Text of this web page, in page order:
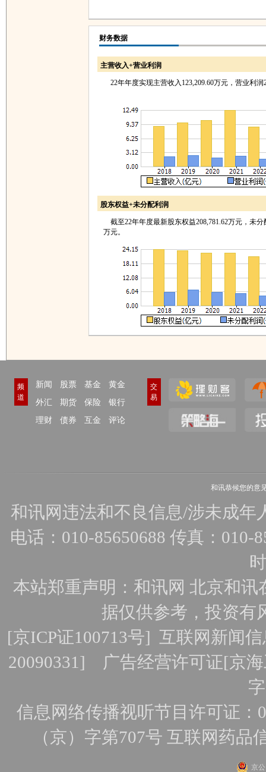
财务数据
主营收入+营业利润
22年年度实现主营收入123,209.60万元，营业利润
股东权益+未分配利润
截至22年年度最新股东权益208,781.62万元，未分
万元。
频
道
新闻 股票 基金
黄金
外汇
期货 保险
银行
理财
债券 互金 评论
交
易
和讯恭候您的意
和讯网违法和不良信息/涉未成年
电话：010-85650688 传真：010-
本站郑重声明：和讯网 北京和
据仅供参考，投资有
[京ICP证100713号]互联网新闻
20090331] 广告经营许可证[京
信息网络传播视听节目许可证：
（京）字第707号 互联网药品
京